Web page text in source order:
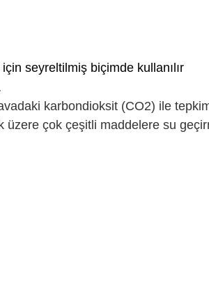
seyreltilmiş biçimde kullanılır
karbondioksit (CO2) ile
üzere çok çeşitli maddelere su